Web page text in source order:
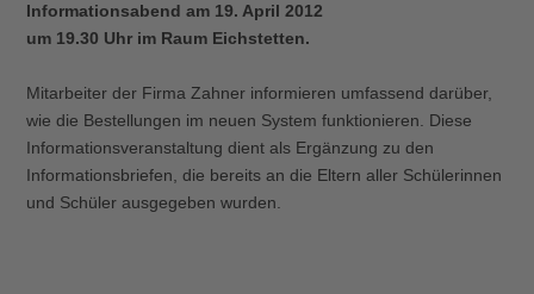
Informationsabend am 19. April 2012
um 19.30 Uhr im Raum Eichstetten.
Mitarbeiter der Firma Zahner informieren umfassend darüber,
wie die Bestellungen im neuen System funktionieren. Diese
Informationsveranstaltung dient als Ergänzung zu den
Informationsbriefen, die bereits an die Eltern aller Schülerinnen
und Schüler ausgegeben wurden.